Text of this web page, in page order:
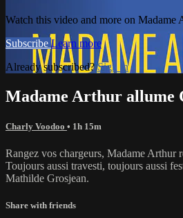
Watch this video and more on Madame
Subscribe Learn more
Already subscribed?Sign in
Madame Arthur allume
Charly Voodoo • 1h 15m
Rangez vos chargeurs, Madame Arthur
Toujours aussi travesti, toujours aussi
Mathilde Grosjean.
Share with friends